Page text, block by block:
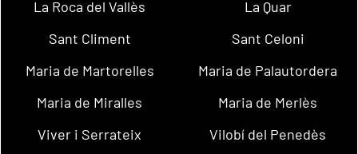
La Roca del Vallès
La Quar
Sant Climent
Sant Celoni
Maria de Martorelles
Maria de Palautordera
Maria de Miralles
Maria de Merlès
Viver i Serrateix
Vilobí del Penedès